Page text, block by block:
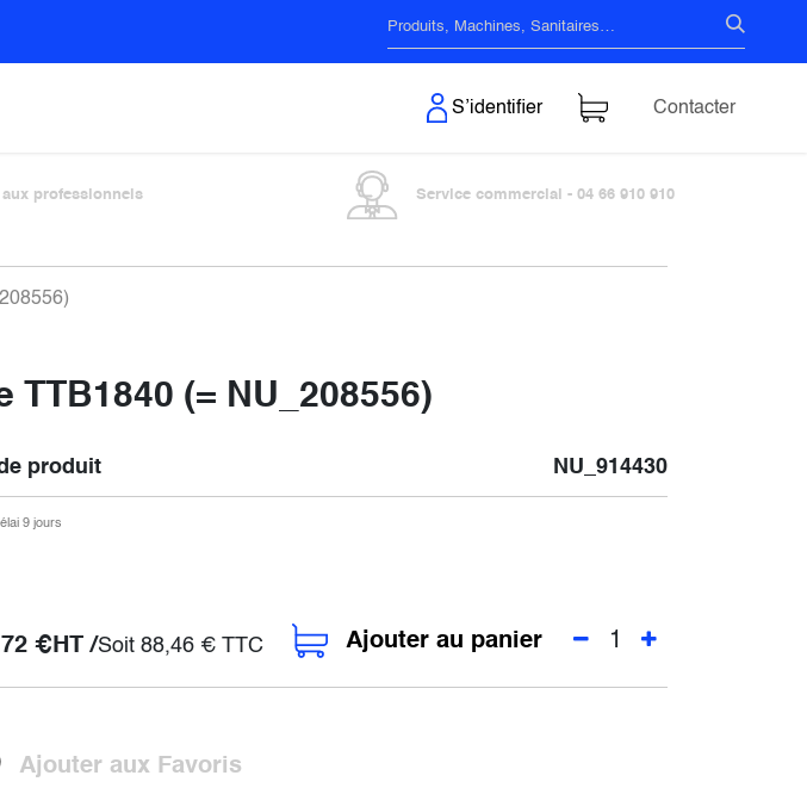
S’identifier Contacter
aux professionnels Service commercial - 04 66 910 910
(= NU_208556)
produit NU_914430
9 jours
€ HT /Soit 88,46€TTC Ajouter au panier
Ajouter aux Favoris